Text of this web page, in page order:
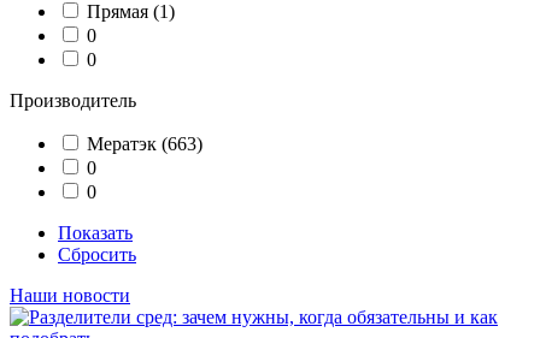
Прямая (1)
0
0
Производитель
Мератэк (663)
0
0
Показать
Сбросить
Наши новости